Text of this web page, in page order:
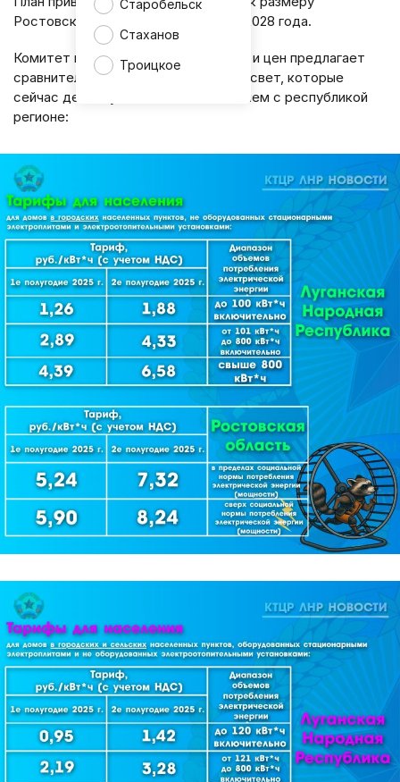
Старобельск
Стаханов
Троицкое
Ростовской области рассчитан до 2028 года.
Комитет по регулированию тарифов и цен предлагает
сравнительную таблицу тарифов на свет, которые
сейчас действуют в ЛНР и в соседнем с республикой
регионе: